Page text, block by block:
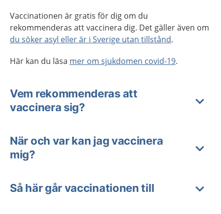
Vaccinationen är gratis för dig om du
rekommenderas att vaccinera dig. Det gäller även om
du söker asyl eller är i Sverige utan tillstånd.
Här kan du läsa mer om sjukdomen covid-19.
Vem rekommenderas att
vaccinera sig?
När och var kan jag vaccinera
mig?
Så här går vaccinationen till